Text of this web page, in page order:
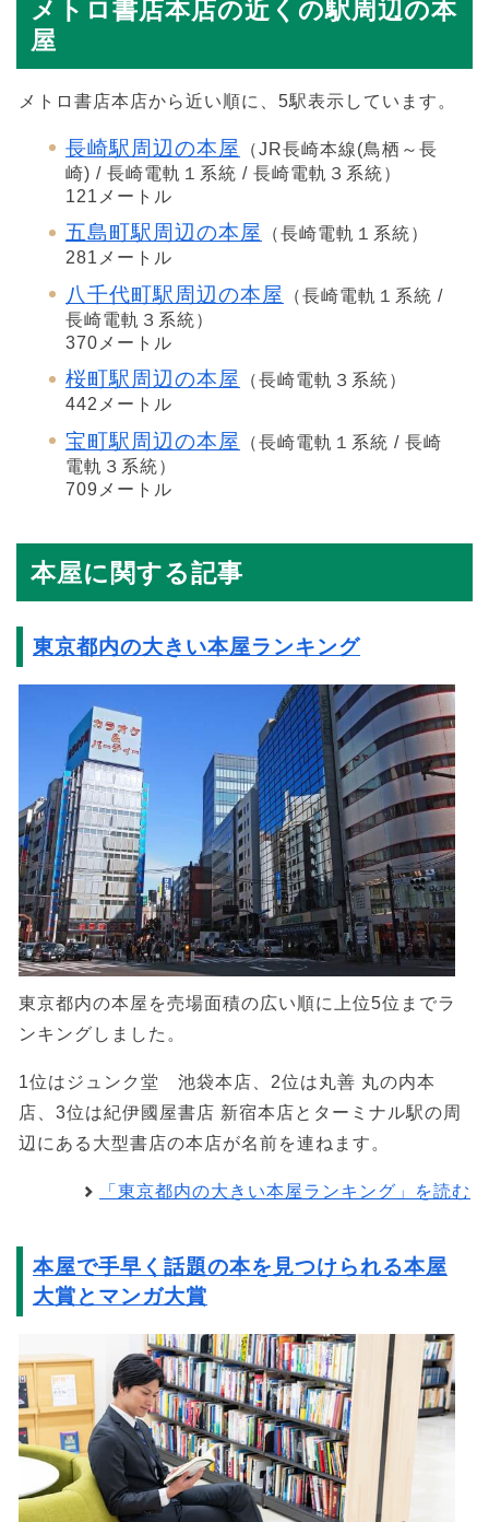
メトロ書店本店の近くの駅周辺の本
屋
メトロ書店本店から近い順に、5駅表示しています。
長崎駅周辺の本屋
（JR長崎本線(鳥栖～長
崎) / 長崎電軌１系統 / 長崎電軌３系統）
121メートル
五島町駅周辺の本屋
（長崎電軌１系統）
281メートル
八千代町駅周辺の本屋
（長崎電軌１系統 /
長崎電軌３系統）
370メートル
桜町駅周辺の本屋
（長崎電軌３系統）
442メートル
宝町駅周辺の本屋
（長崎電軌１系統 / 長崎
電軌３系統）
709メートル
本屋に関する記事
東京都内の大きい本屋ランキング
東京都内の本屋を売場面積の広い順に上位5位までラ
ンキングしました。
1位はジュンク堂 池袋本店、2位は丸善 丸の内本
店、3位は紀伊國屋書店 新宿本店とターミナル駅の周
辺にある大型書店の本店が名前を連ねます。
「東京都内の大きい本屋ランキング」を読む
本屋で手早く話題の本を見つけられる本屋
大賞とマンガ大賞